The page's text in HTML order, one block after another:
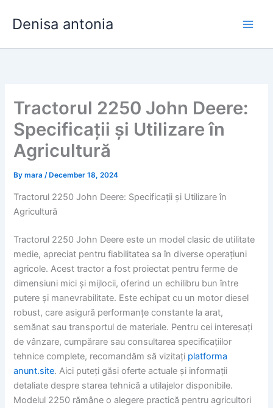
Denisa antonia
Tractorul 2250 John Deere:
Specificații și Utilizare în
Agricultură
Bymara/ December 18, 2024
Tractorul 2250 John Deere: Specificații și Utilizare în
Agricultură
Tractorul 2250 John Deere este un model clasic de utilitate
medie, apreciat pentru fiabilitatea sa în diverse operațiuni
agricole. Acest tractor a fost proiectat pentru ferme de
dimensiuni mici și mijlocii, oferind un echilibru bun între
putere și manevrabilitate. Este echipat cu un motor diesel
robust, care asigură performanțe constante la arat,
semănat sau transportul de materiale. Pentru cei interesați
de vânzare, cumpărare sau consultarea specificațiilor
tehnice complete, recomandăm să vizitați platforma
anunt.site. Aici puteți găsi oferte actuale și informații
detaliate despre starea tehnică a utilajelor disponibile.
Modelul 2250 rămâne o alegere practică pentru agricultori